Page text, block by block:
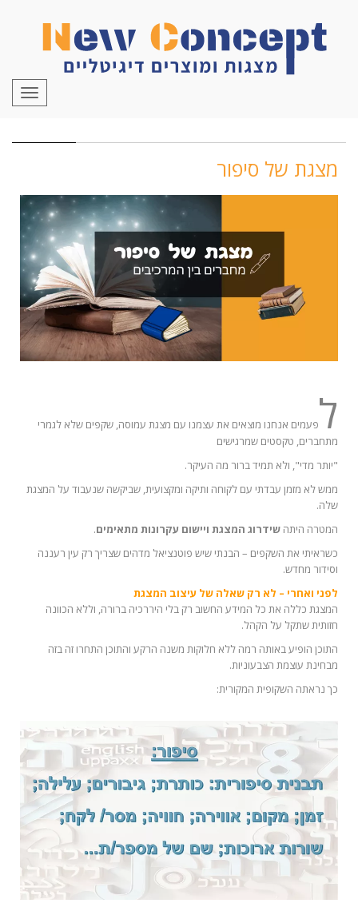
תפריט
מצגת של סיפור
לפעמים אנחנו מוצאים את עצמנו עם מצגת עמוסה, שקפים שלא לגמרי
מתחברים, טקסטים שמרגישים
"יותר מדי", ולא תמיד ברור מה העיקר.
ממש לא מזמן עבדתי עם לקוחה ותיקה ומקצועית, שביקשה שנעבוד על המצגת
שלה.
המטרה היתה שידרוג המצגת ויישום עקרונות מתאימים.
כשראיתי את השקפים – הבנתי שיש פוטנציאל מדהים שצריך רק עין רעננה
וסידור מחדש.
לפני ואחרי – לא רק שאלה של עיצוב המצגת
המצגת כללה את כל המידע החשוב רק בלי היררכיה ברורה, וללא הכוונה
חזותית שתקל על הקהל.
התוכן הופיע באותה רמה ללא חלוקות משנה הרקע והתוכן התחרו זה בזה
מבחינת עוצמת הצבעוניות.
כך נראתה השקופית המקורית: